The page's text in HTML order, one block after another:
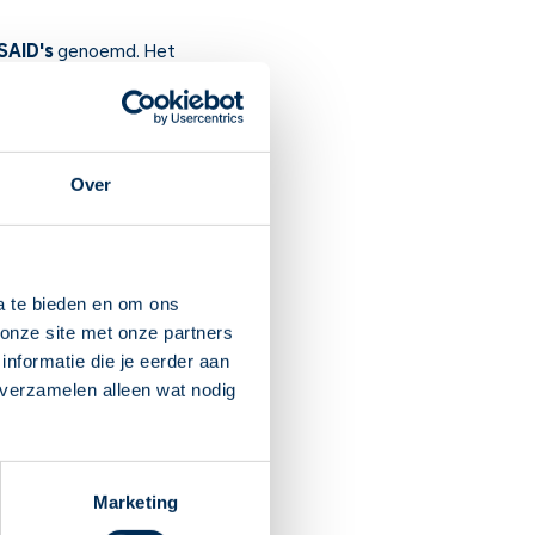
Over
te bieden en om ons
site met onze partners
die je eerder aan
alleen wat nodig
Marketing
genoemd. Het
zwelling verminderen
een maag- of
nodig. Vraag uw
Dit medicijn kan slecht